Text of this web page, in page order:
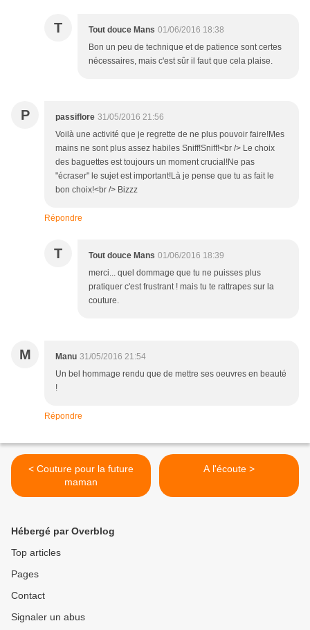
T Tout douce Mans 01/06/2016 18:38
Bon un peu de technique et de patience sont certes
nécessaires, mais c'est sûr il faut que cela plaise.
P passiflore 31/05/2016 21:56
Voilà une activité que je regrette de ne plus pouvoir faire!Mes
mains ne sont plus assez habiles Sniff!Sniff!<br /> Le choix
des baguettes est toujours un moment crucial!Ne pas
"écraser" le sujet est important!Là je pense que tu as fait le
bon choix!<br /> Bizzz
Répondre
T Tout douce Mans 01/06/2016 18:39
merci... quel dommage que tu ne puisses plus
pratiquer c'est frustrant ! mais tu te rattrapes sur la
couture.
M Manu 31/05/2016 21:54
Un bel hommage rendu que de mettre ses oeuvres en beauté
!
Répondre
< Couture pour la future
maman
A l'écoute >
Hébergé par Overblog
Top articles
Pages
Contact
Signaler un abus